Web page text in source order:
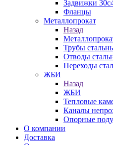
Задвижки
Фланцы
Металлопрокат
Назад
Трубы
Отводы
Переходы
ЖБИ
Назад
ЖБИ
Тепловые
Каналы
Опорные
О компании
Доставка